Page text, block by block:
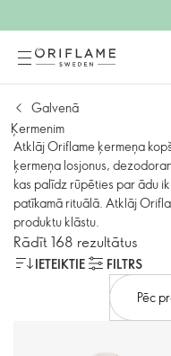
Galvenā
Ķermenim
Atklāj Oriflame ķermeņa
ķermeņa losjonus,
kas palīdz rūpēties par ādu
patīkamā rituālā. Atklāj
produktu klāstu.
Rādīt 168 rezultātus
IETEIKTIE
FILTRS
Pēc